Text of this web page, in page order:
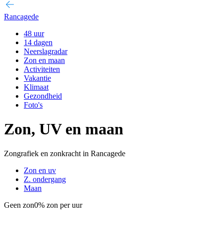
Rancagede
48 uur
14 dagen
Neerslagradar
Zon en maan
Activiteiten
Vakantie
Klimaat
Gezondheid
Foto's
Zon, UV en maan
Zongrafiek en zonkracht in Rancagede
Zon en uv
Z. ondergang
Maan
Geen zon0% zon per uur